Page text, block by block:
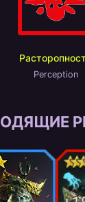
Perception